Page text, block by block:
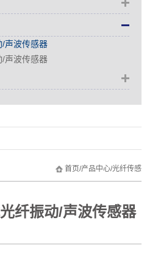
/声波传感器
/声波传感器
首页/产品中心/光纤传感
纤振动/声波传感器